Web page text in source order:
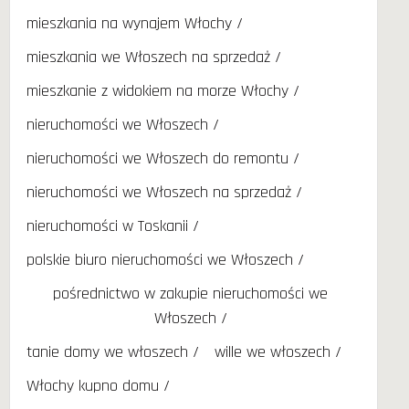
mieszkania na wynajem Włochy
mieszkania we Włoszech na sprzedaż
mieszkanie z widokiem na morze Włochy
nieruchomości we Włoszech
nieruchomości we Włoszech do remontu
nieruchomości we Włoszech na sprzedaż
nieruchomości w Toskanii
polskie biuro nieruchomości we Włoszech
pośrednictwo w zakupie nieruchomości we
Włoszech
tanie domy we włoszech
wille we włoszech
Włochy kupno domu